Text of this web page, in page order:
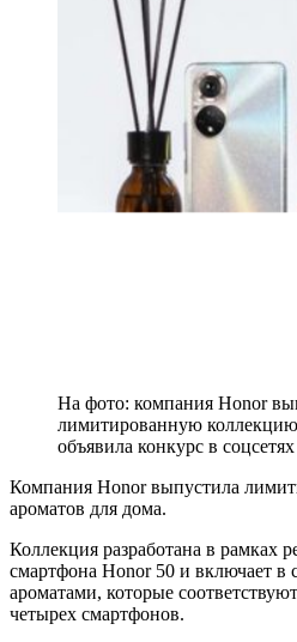
На фото: компания Honor
лимитированную
объявила конкурс в соцсетях
Компания Honor выпустила
ароматов для дома.
Коллекция разработана в рамках
смартфона Honor 50 и включает в
ароматами, которые
четырех смартфонов.